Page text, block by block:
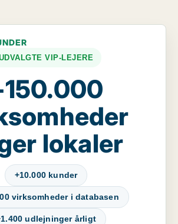
VIP-LEJERE
lokaler
+10.000 kunder
virksomheder i databasen
udlejninger årligt